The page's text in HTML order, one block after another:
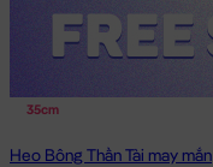
35cm
Heo Bông Thần Tài may mắn